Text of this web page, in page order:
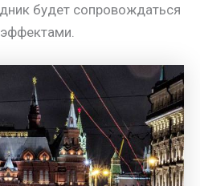
будет сопровождаться